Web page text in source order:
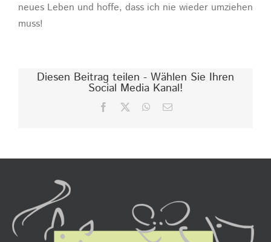
neues Leben und hoffe, dass ich nie wieder umziehen
muss!
Diesen Beitrag teilen - Wählen Sie Ihren
Social Media Kanal!
Facebook WhatsApp
E-